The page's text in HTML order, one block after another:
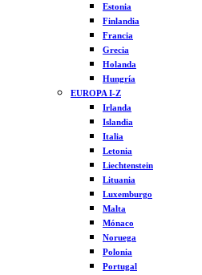
Estonia
Finlandia
Francia
Grecia
Holanda
Hungría
EUROPA I-Z
Irlanda
Islandia
Italia
Letonia
Liechtenstein
Lituania
Luxemburgo
Malta
Mónaco
Noruega
Polonia
Portugal